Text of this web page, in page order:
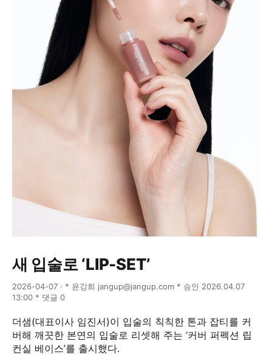
새 입술로 ‘LIP-SET’
2026-04-07 · * 윤강희 jangup@jangup.com * 승인 2026.04.07
13:00 * 댓글 0
더샘(대표이사 임진서)이 입술의 칙칙한 톤과 잡티를 커
버해 깨끗한 본연의 입술로 리셋해 주는 ‘커버 퍼펙션 립
컨실 베이스’를 출시했다.